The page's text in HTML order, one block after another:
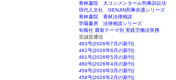
青林書院 大コンメンタール刑事訴訟法
現代人文社 GENJIN刑事弁護シリーズ
青林書院 青林法律相談
学陽書房 法律相談シリーズ
旬報社 最新テーマ別 実践労働法実務
至誠堂通信
463号(2026年7月の新刊)
462号(2026年6月の新刊)
461号(2026年5月の新刊)
460号(2026年4月の新刊)
459号(2026年3月の新刊)
458号(2026年2月の新刊)